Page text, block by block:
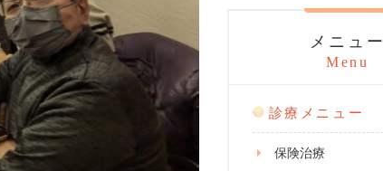
メニュー
Menu
診療メニュー
保険治療